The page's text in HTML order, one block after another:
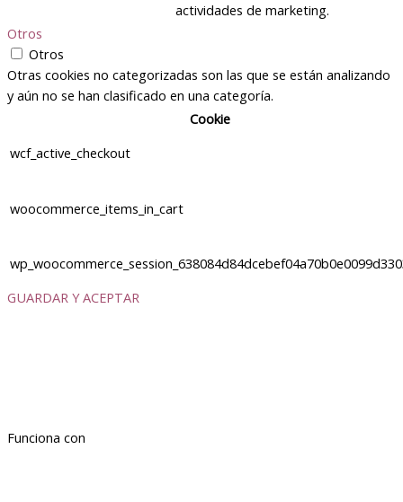
actividades de marketing.
Otros
Otros
Otras cookies no categorizadas son las que se están analizando
y aún no se han clasificado en una categoría.
Cookie
wcf_active_checkout
woocommerce_items_in_cart
GUARDAR Y ACEPTAR
Funciona con